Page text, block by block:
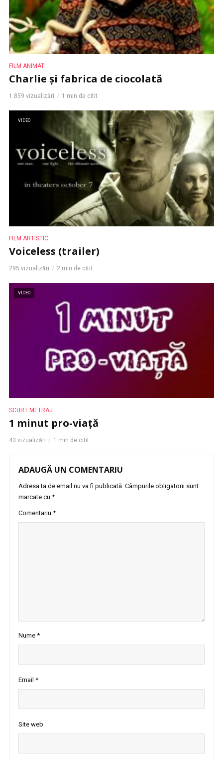
FILM ANIMAT
Charlie și fabrica de ciocolată
1.859 vizualizări 1 min de citit
VIDEO
FILM ARTISTIC
Voiceless (trailer)
295 vizualizări 2 min de citit
VIDEO
SCURT METRAJ
1 minut pro-viață
43 vizualizări 1 min de citit
ADAUGĂ UN COMENTARIU
Adresa ta de email nu va fi publicată. Câmpurile obligatorii sunt
marcate cu *
Comentariu *
Nume *
Email *
Site web